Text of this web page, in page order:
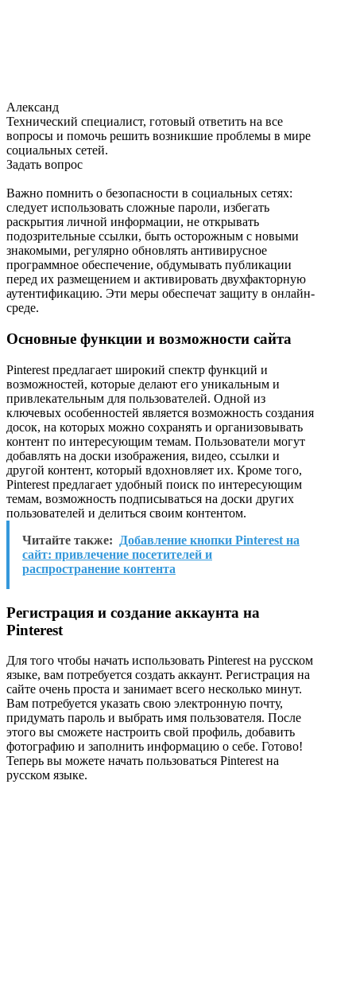
Александ
Технический специалист, готовый ответить на все
вопросы и помочь решить возникшие проблемы в мире
социальных сетей.
Задать вопрос
Важно помнить о безопасности в социальных сетях:
следует использовать сложные пароли, избегать
раскрытия личной информации, не открывать
подозрительные ссылки, быть осторожным с новыми
знакомыми, регулярно обновлять антивирусное
программное обеспечение, обдумывать публикации
перед их размещением и активировать двухфакторную
аутентификацию. Эти меры обеспечат защиту в онлайн-
среде.
Основные функции и возможности сайта
Pinterest предлагает широкий спектр функций и
возможностей, которые делают его уникальным и
привлекательным для пользователей. Одной из
ключевых особенностей является возможность создания
досок, на которых можно сохранять и организовывать
контент по интересующим темам. Пользователи могут
добавлять на доски изображения, видео, ссылки и
другой контент, который вдохновляет их. Кроме того,
Pinterest предлагает удобный поиск по интересующим
темам, возможность подписываться на доски других
пользователей и делиться своим контентом.
Читайте также:
Добавление кнопки Pinterest на
сайт: привлечение посетителей и
распространение контента
Регистрация и создание аккаунта на
Pinterest
Для того чтобы начать использовать Pinterest на русском
языке, вам потребуется создать аккаунт. Регистрация на
сайте очень проста и занимает всего несколько минут.
Вам потребуется указать свою электронную почту,
придумать пароль и выбрать имя пользователя. После
этого вы сможете настроить свой профиль, добавить
фотографию и заполнить информацию о себе. Готово!
Теперь вы можете начать пользоваться Pinterest на
русском языке.